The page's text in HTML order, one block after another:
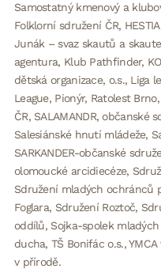
Samostatný kmenový a
Folklorní sdružení ČR,
Junák – svaz skautů a
agentura, Klub Pathfinder,
dětská organizace, o.s., Liga
League, Pionýr, Ratolest
ČR, SALAMANDR,
Salesiánské hnutí mládeže,
SARKANDER-občanské
olomoucké arcidiecéze,
Sdružení mladých ochránců
Foglara, Sdružení Roztoč,
oddílů, Sojka-spolek
ducha, TŠ Bonifác o.s.,
v přírodě.